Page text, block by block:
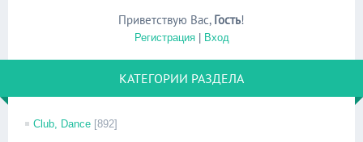
Приветствую Вас, Гость!
Регистрация| Вход
КАТЕГОРИИ РАЗДЕЛА
Club, Dance [892]